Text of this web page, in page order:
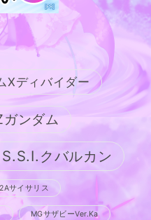
ディバイダー
ンダム
クバルカン
サイサリス
MGサザビーVer.Ka